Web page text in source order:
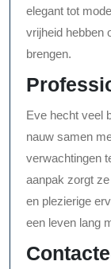
elegant tot
vrijheid hebben
brengen.
Eve hecht veel
nauw samen
verwachtingen
aanpak zorgt
en plezierige
een leven lang